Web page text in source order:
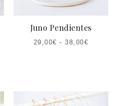
Juno Pendientes
29,00€ -38,00€